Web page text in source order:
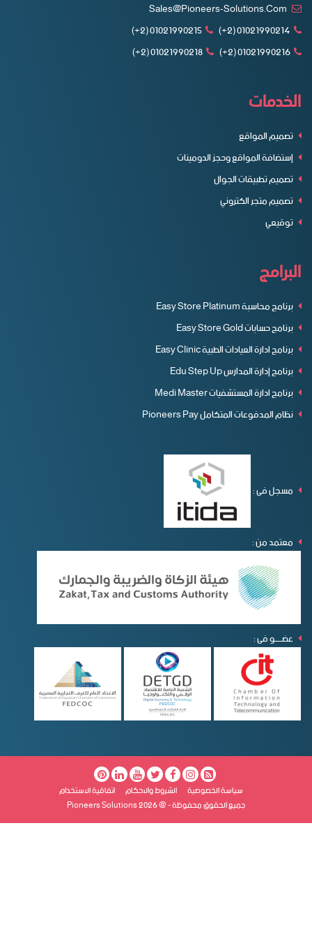
01021990214 (2+)
01021990215 (2+)
01021990216 (2+)
01021990218 (2+)
الخدمات
تصميم المواقع
إستضافة المواقع وحجز الدومينات
تصميم تطبيقات الجوال
تصميم متجر الكتروني
توقيعي
البرامج
برنامج محاسبة Easy Store Platinum
برنامج حسابات Easy Store Gold
برنامج ادارة العيادات الطبية Easy Clinic
برنامج إدارة المدارس Edu Step Up
برنامج ادارة المستشفيات Medi Master
نظام المدفوعات المتكامل Pioneers Pay
مسجل فى :
معتمد من :
عضـــــو فى :
سياسة الخصوصية الشروط والاحكام اتفاقية الاستخدام
جميع الحقوق محفوظة - @ Pioneers Solutions 2026